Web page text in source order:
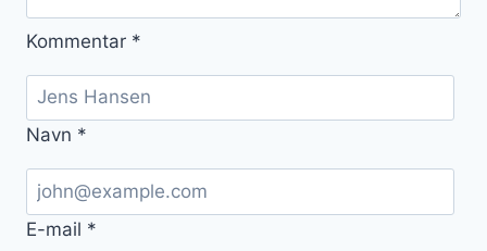
Kommentar *
Navn *
E-mail *